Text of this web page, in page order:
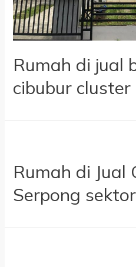
Rumah di jual
cibubur
Rumah di Jual
Serpong